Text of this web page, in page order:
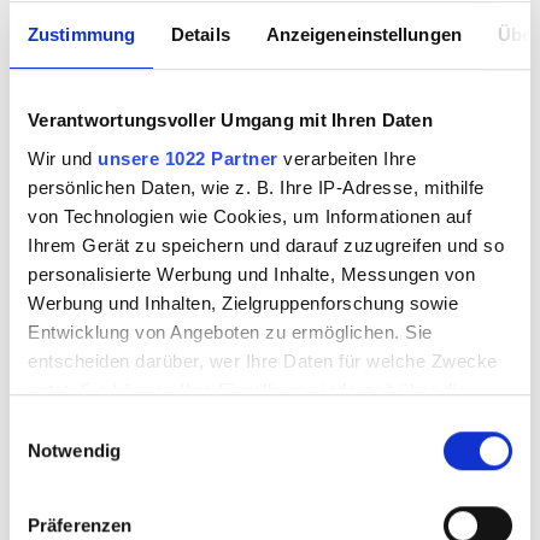
Zustimmung Details Anzeigeneinstellungen
Verantwortungsvoller Umgang mit Ihren Daten
Wir und unsere 1022 Partner verarbeiten Ihre
persönlichen Daten, wie z. B. Ihre IP-Adresse, mithilfe
von Technologien wie Cookies, um Informationen auf
Ihrem Gerät zu speichern und darauf zuzugreifen und so
personalisierte Werbung und Inhalte, Messungen von
Werbung und Inhalten, Zielgruppenforschung sowie
Entwicklung von Angeboten zu ermöglichen. Sie
entscheiden darüber, wer Ihre Daten für welche Zwecke
nutzt. Sie können Ihre Einwilligung jederzeit über die
Trigger Symbol ändern oder widerrufen
Notwendig
Präferenzen
entsteht am neuen 24-Autohof auch eine der wenigen LNG-
Tankstellen Deutschlands mit unseren Partnern Knauber Gas
Auch in der Innengestaltung des Autohofes entwickelt die 24-